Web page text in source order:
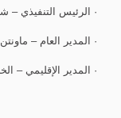
· الرئيس التنفيذي –
· المدير العام –
· المدير الإقليمي –